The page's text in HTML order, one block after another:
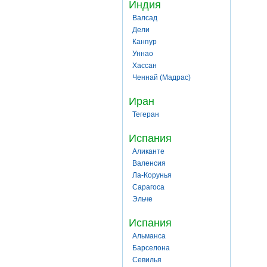
Индия
Валсад
Дели
Канпур
Уннао
Хассан
Ченнай (Мадрас)
Иран
Тегеран
Испания
Аликанте
Валенсия
Ла-Корунья
Сарагоса
Эльче
Испания
Альманса
Барселона
Севилья